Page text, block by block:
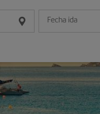
Fecha ida
Introduce la fecha